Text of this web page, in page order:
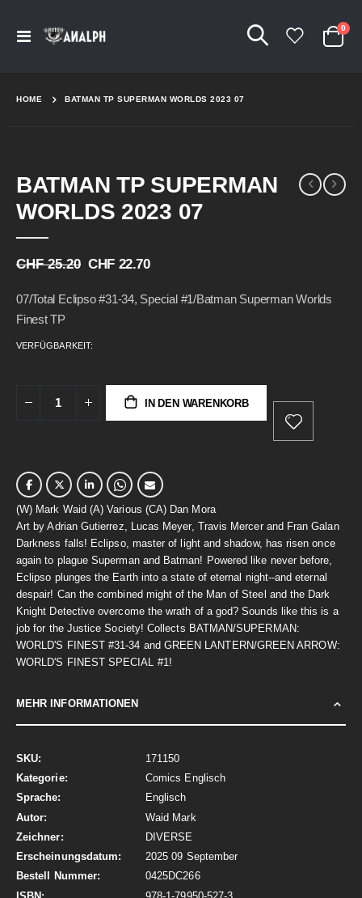
Navigation
Cart
0
HOME BATMAN TP SUPERMAN WORLDS 2023 07
BATMAN TP SUPERMAN
WORLDS 2023 07
CHF 25.20 CHF 22.70
07/Total Eclipso #31-34, Special #1/Batman Superman Worlds
Finest TP
VERFÜGBARKEIT:
IN DEN WARENKORB
(W) Mark Waid (A) Various (CA) Dan Mora
Art by Adrian Gutierrez, Lucas Meyer, Travis Mercer and Fran Galan
Darkness falls! Eclipso, master of light and shadow, has risen once
again to plague Superman and Batman! Powered like never before,
Eclipso plunges the Earth into a state of eternal night--and eternal
despair! Can the combined might of the Man of Steel and the Dark
Knight Detective overcome the wrath of a god? Sounds like this is a
job for the Justice Society! Collects BATMAN/SUPERMAN:
WORLD'S FINEST #31-34 and GREEN LANTERN/GREEN ARROW:
WORLD'S FINEST SPECIAL #1!
MEHR INFORMATIONEN
Mehr
Informationen
171150
Comics Englisch
Englisch
Waid Mark
DIVERSE
2025 09 September
0425DC266
to
the
end
images
to
the
beginning
images